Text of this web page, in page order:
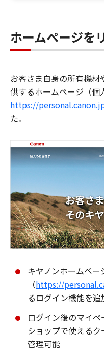
ホームページを
お客さま自身の所有機
供するホームページ（個
https://
た。
キヤノンホームペ
（https://
るログイン機能を追
ログイン後のマイ
ショップで使える
管理可能